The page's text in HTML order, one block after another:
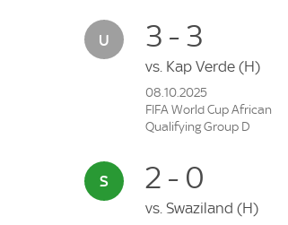
3 - 3
vs. Kap Verde (H)
08.10.2025
FIFA World Cup African
Qualifying Group D
2 - 0
vs. Swaziland (H)